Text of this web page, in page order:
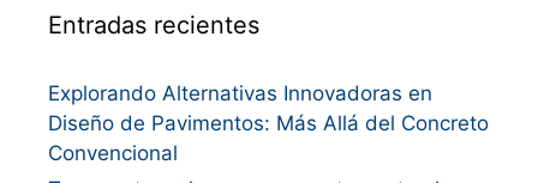
Entradas recientes
Explorando Alternativas Innovadoras en
Diseño de Pavimentos: Más Allá del Concreto
Convencional